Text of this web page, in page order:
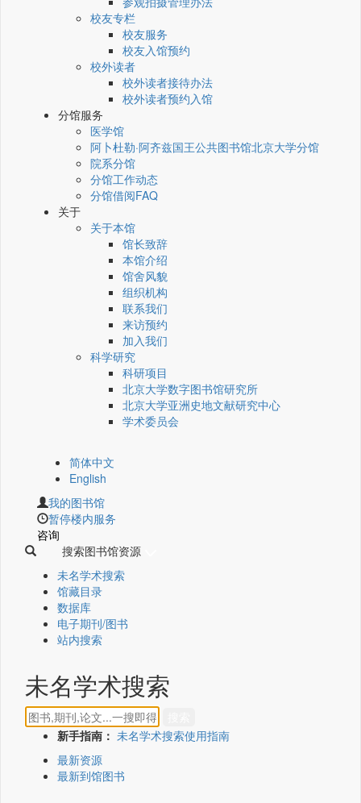
校友专栏
校友服务
校友入馆预约
校外读者
校外读者接待办法
校外读者预约入馆
分馆服务
医学馆
阿卜杜勒·阿齐兹国王公共图书馆北京大学分馆
院系分馆
分馆工作动态
分馆借阅FAQ
关于
关于本馆
馆长致辞
本馆介绍
馆舍风貌
组织机构
联系我们
来访预约
加入我们
科学研究
科研项目
北京大学数字图书馆研究所
北京大学亚洲史地文献研究中心
学术委员会
简体中文
English
我的图书馆
暂停楼内服务
咨询
搜索图书馆资源
未名学术搜索
馆藏目录
数据库
电子期刊/图书
站内搜索
未名学术搜索
新手指南： 未名学术搜索使用指南
最新资源
最新到馆图书